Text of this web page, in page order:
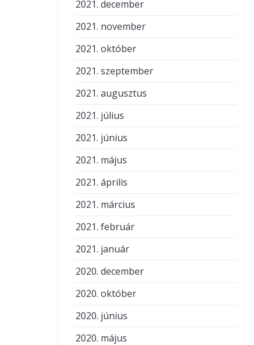
2021. december
2021. november
2021. október
2021. szeptember
2021. augusztus
2021. július
2021. június
2021. május
2021. április
2021. március
2021. február
2021. január
2020. december
2020. október
2020. június
2020. május